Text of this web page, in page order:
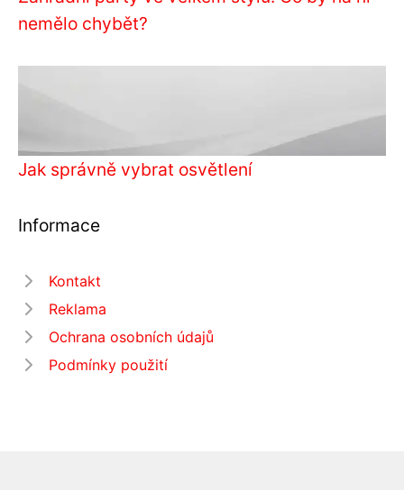
nemělo chybět?
Jak správně vybrat osvětlení
Informace
Kontakt
Reklama
Ochrana osobních údajů
Podmínky použití